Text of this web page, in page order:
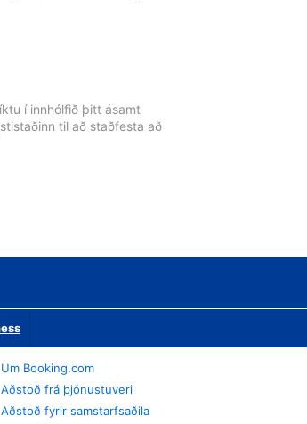
í innhólfið þitt ásamt
til að staðfesta að
Um Booking.com
Aðstoð frá þjónustuveri
Aðstoð fyrir samstarfsaðila